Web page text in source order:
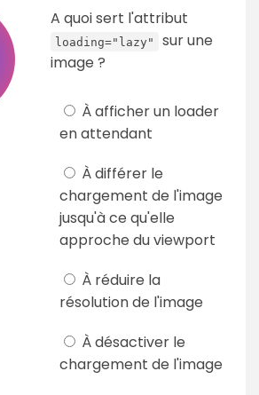
A quoi sert l'attribut
loading="lazy"
sur une
image ?
À afficher un loader
en attendant
À différer le
chargement de l'image
jusqu'à ce qu'elle
approche du viewport
À réduire la
résolution de l'image
À désactiver le
chargement de l'image